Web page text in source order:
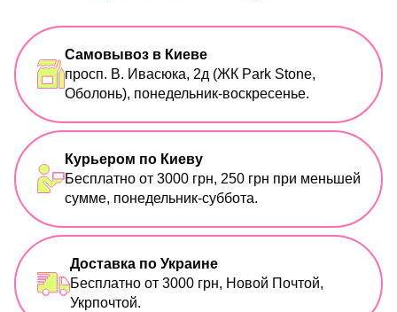
Самовывоз в Киеве
просп. В. Ивасюка, 2д (ЖК Park Stone,
Оболонь), понедельник-воскресенье.
Курьером по Киеву
Бесплатно от 3000 грн, 250 грн при меньшей
сумме, понедельник-суббота.
Доставка по Украине
Бесплатно от 3000 грн, Новой Почтой,
Укрпочтой.